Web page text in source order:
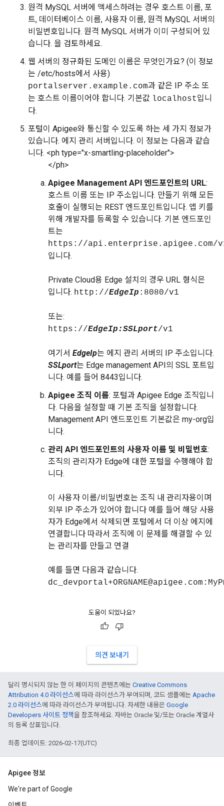
원격 MySQL 서버에 액세스하려는 경우 호스트 이름, 포
트, 데이터베이스 이름, 사용자 이름, 원격 MySQL 서버의
비밀번호입니다. 원격 MySQL 서버가 이미 구성되어 있
습니다. 을 검토하세요.
웹 서버의 정규화된 도메인 이름은 무엇인가요? (이 정보
는 /etc/hosts에서 사용)
portalserver.example.com과 같은 IP 주소 또
는 호스트 이름이어야 합니다. 기본값 localhost입니
다.
포털이 Apigee와 통신할 수 있도록 하는 세 가지 정보가
있습니다. 에지 관리 서버입니다. 이 정보는 다음과 같습
니다. <ph type="x-smartling-placeholder">
</ph>
Apigee Management API 엔드포인트의 URL:
호스트 이름 또는 IP 주소입니다. 만들기 위해 모든
호출이 실행되는 REST 엔드포인트입니다. 앱 키를
위해 개발자를 등록할 수 있습니다. 기본 엔드포인
트는
https://api.enterprise.apigee.com/
입니다.
Private Cloud용 Edge 설치의 경우 URL 형식은
입니다. http://EdgeIp :8080/v1
또는:
https://EdgeIp:SSLport/v1
여기서 EdgeIp는 에지 관리 서버의 IP 주소입니다.
SSLport는 Edge management API의 SSL 포트입
니다. 예를 들어 8443입니다.
Apigee 조직 이름: 포털과 Apigee Edge 조직입니
다. 다음을 설정할 때 기본 조직을 설정합니다.
Management API 엔드포인트 기본값은 my-org입
니다.
관리 API 엔드포인트의 사용자 이름 및 비밀번호:
조직의 관리자가 Edge에 대한 포털을 수행해야 합
니다.
이 사용자 이름/비밀번호는 조직 내 관리자용이며
외부 IP 주소가 있어야 합니다 예를 들어 해당 사용
자가 Edge에서 삭제되면 포털에서 더 이상 에지에
연결합니다 따라서 조직에 이 문제를 해결할 수 있
는 관리자를 만들고 연결
예를 들면 다음과 같습니다.
도움이 되었나요?
의견 보내기
달리 명시되지 않는 한 이 페이지의 콘텐츠에는 Creative Commons
Attribution 4.0 라이선스에 따라 라이선스가 부여되며, 코드 샘플에는 Apache
2.0 라이선스에 따라 라이선스가 부여됩니다. 자세한 내용은 Google
Developers 사이트 정책을 참조하세요. 자바는 Oracle 및/또는 Oracle 계열사
의 등록 상표입니다.
최종 업데이트: 2026-02-17(UTC)
Apigee 정보
We're part of Google